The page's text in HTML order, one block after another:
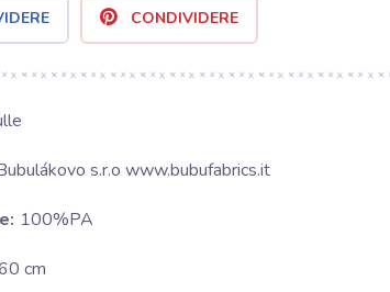
CONDIVIDERE
s.r.o www.bubufabrics.it
100%PA
cm